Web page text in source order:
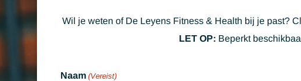
Wil je weten of De Leyens Fitness & Health bij je past?
LET OP: Beperkt
Naam (Vereist)